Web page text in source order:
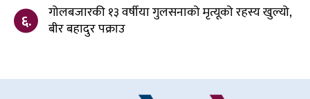
६.
गोलबजारकी १३ वर्षीया गुलसनाको मृत्यूको रहस्य खुल्यो,
बीर बहादुर पक्राउ